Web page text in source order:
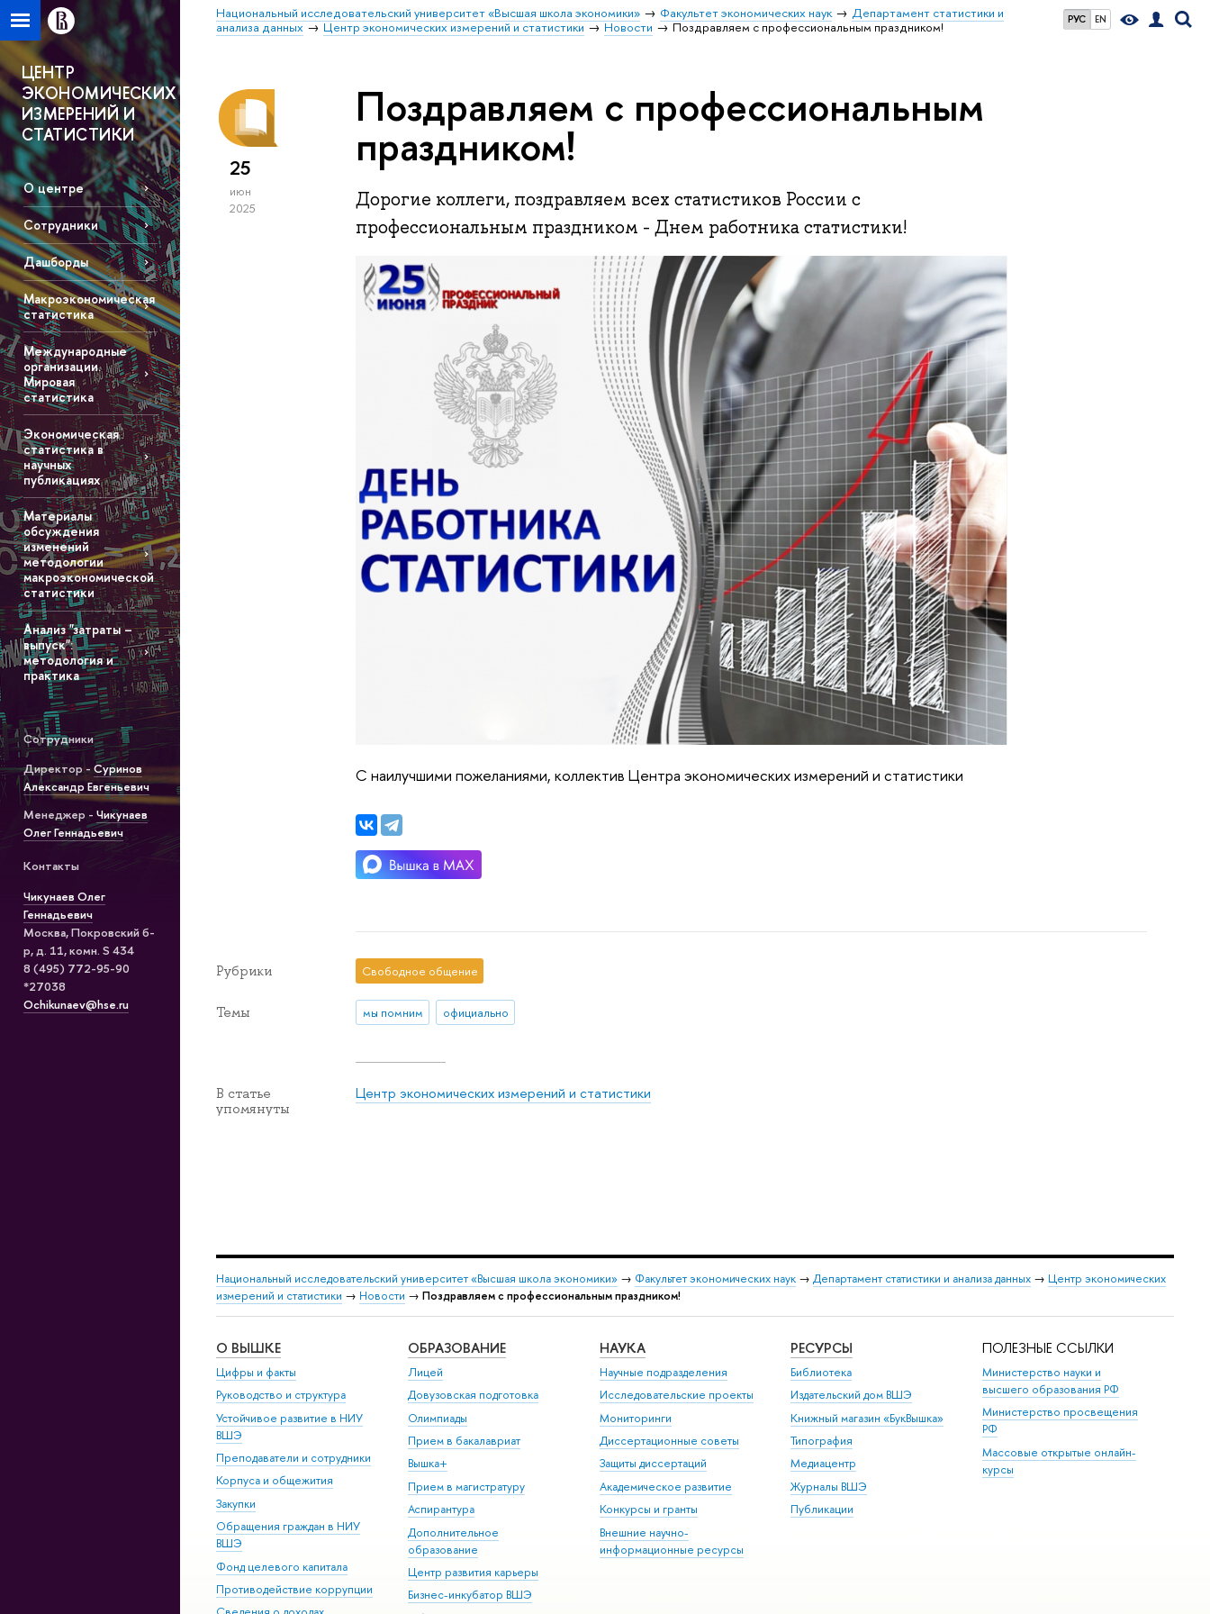
РУС EN
Национальный исследовательский университет «Высшая школа экономики» Факультет экономических наук
Департамент статистики и
анализа данных
Центр экономических измерений и статистики Новости Поздравляем с профессиональным праздником!
ЦЕНТР
ЭКОНОМИЧЕСКИХ
ИЗМЕРЕНИЙ И
СТАТИСТИКИ
О центре
Сотрудники
Дашборды
Макроэкономическая
статистика
Международные
организации.
Мировая
статистика
Экономическая
статистика в
научных
публикациях
Материалы
обсуждения
изменений
методологии
макроэкономической
статистики
Анализ "затраты –
выпуск":
методология и
практика
Сотрудники
Директор -Суринов
Александр Евгеньевич
Менеджер - Чикунаев
Олег Геннадьевич
Контакты
Чикунаев Олег
Геннадьевич
Москва, Покровский б-
р, д. 11, комн. S 434
8 (495) 772-95-90
*27038
Ochikunaev@hse.ru
25
июн
2025
Поздравляем с профессиональным
праздником!
Дорогие коллеги, поздравляем всех статистиков России с
профессиональным праздником - Днем работника статистики!
С наилучшими пожеланиями, коллектив Центра экономических измерений и статистики
Рубрики Свободное общение
Темы мы помним официально
В статье
упомянуты
Центр экономических измерений и статистики
Национальный исследовательский университет «Высшая школа экономики» → Факультет экономических наук → Департамент статистики и анализа данных → Центр экономических
измерений и статистики → Новости → Поздравляем с профессиональным праздником!
О ВЫШКЕ
Цифры и факты
Руководство и структура
Устойчивое развитие в НИУ
ВШЭ
Преподаватели и сотрудники
Корпуса и общежития
Закупки
Обращения граждан в НИУ
ВШЭ
Фонд целевого капитала
Противодействие коррупции
ОБРАЗОВАНИЕ
Лицей
Довузовская подготовка
Олимпиады
Прием в бакалавриат
Вышка+
Прием в магистратуру
Аспирантура
Дополнительное
образование
Центр развития карьеры
Бизнес-инкубатор ВШЭ
НАУКА
Научные подразделения
Исследовательские проекты
Мониторинги
Диссертационные советы
Защиты диссертаций
Академическое развитие
Конкурсы и гранты
Внешние научно-
информационные ресурсы
РЕСУРСЫ
Библиотека
Издательский дом ВШЭ
Книжный магазин «БукВышка»
Типография
Медиацентр
Журналы ВШЭ
Публикации
ПОЛЕЗНЫЕ ССЫЛКИ
Министерство науки и
высшего образования РФ
Министерство просвещения
РФ
Массовые открытые онлайн-
курсы